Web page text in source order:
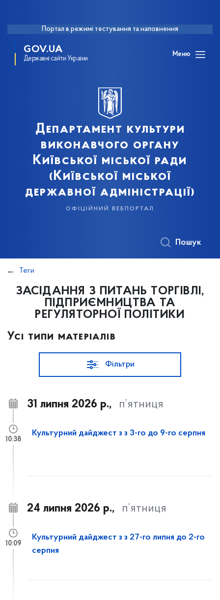
Портал в режимі тестування та наповнення
GOV.UA
Державні сайти України
Меню
Департамент культури
виконавчого органу
Київської міської ради
(Київської міської
державної адміністрації)
офіційний вебпортал
Пошук
Теги
ЗАСІДАННЯ З ПИТАНЬ ТОРГІВЛІ,
ПІДПРИЄМНИЦТВА ТА
РЕГУЛЯТОРНОЇ ПОЛІТИКИ
Усі типи матеріалів
Фільтри
31 липня 2026 р., п’ятниця
Культурний дайджест з з 3-го до 9-го серпня
10:38
24 липня 2026 р., п’ятниця
Культурний дайджест з з 27-го липня до 2-го
серпня
10:09